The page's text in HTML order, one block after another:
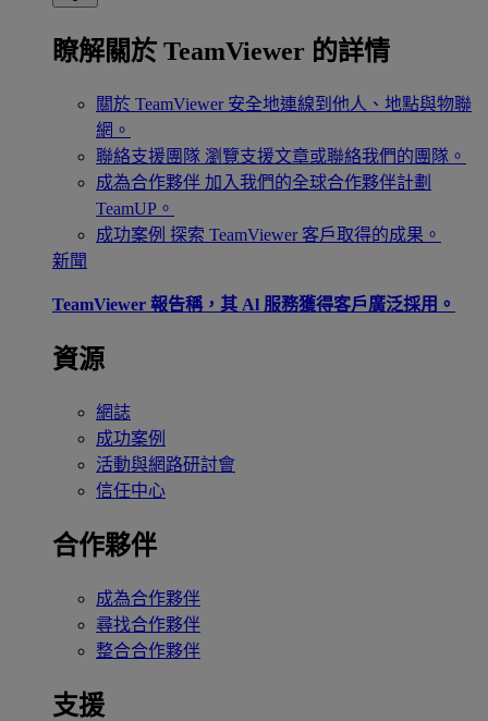
瞭解關於 TeamViewer 的詳情
關於 TeamViewer 安全地連線到他人、地點與物聯
網。
聯絡支援團隊 瀏覽支援文章或聯絡我們的團隊。
成為合作夥伴 加入我們的全球合作夥伴計劃
TeamUP。
成功案例 探索 TeamViewer 客戶取得的成果。
新聞
TeamViewer 報告稱，其 Al 服務獲得客戶廣泛採用。
資源
網誌
成功案例
活動與網路研討會
信任中心
合作夥伴
成為合作夥伴
尋找合作夥伴
整合合作夥伴
支援